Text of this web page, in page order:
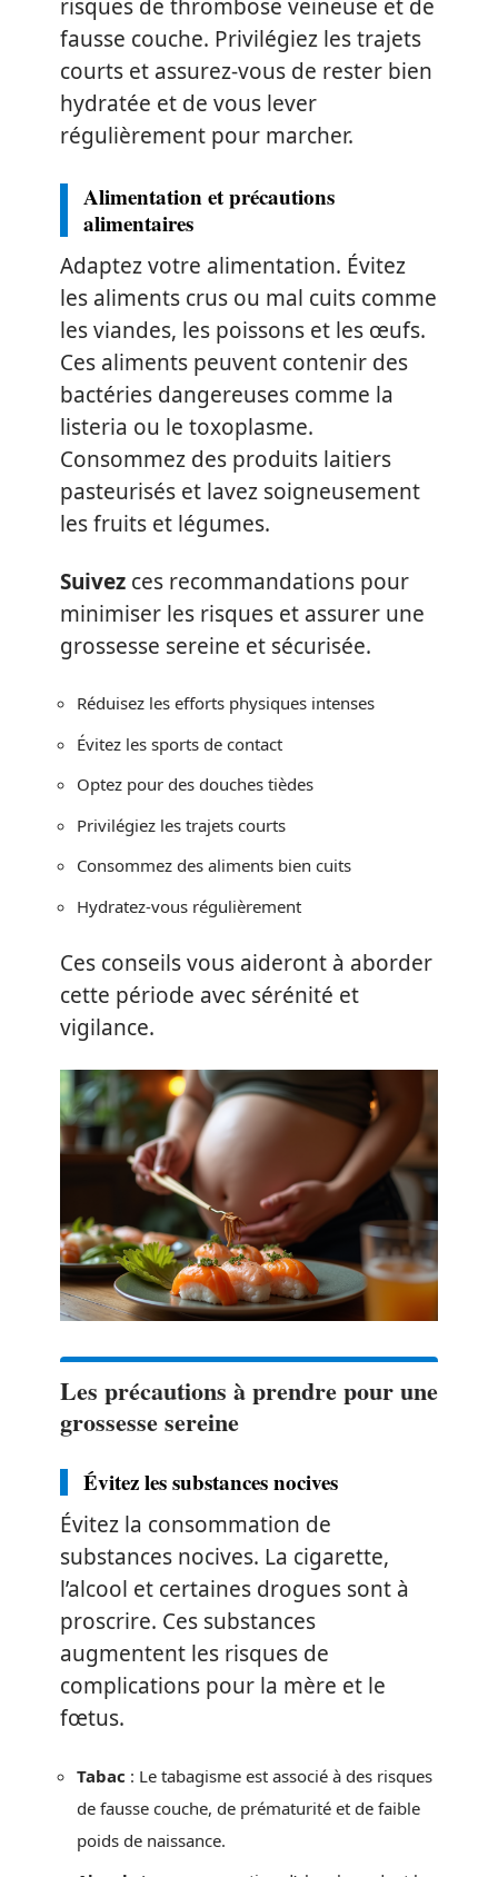
risques de thrombose veineuse et de
fausse couche. Privilégiez les trajets
courts et assurez-vous de rester bien
hydratée et de vous lever
régulièrement pour marcher.
Alimentation et précautions
alimentaires
Adaptez votre alimentation. Évitez
les aliments crus ou mal cuits comme
les viandes, les poissons et les œufs.
Ces aliments peuvent contenir des
bactéries dangereuses comme la
listeria ou le toxoplasme.
Consommez des produits laitiers
pasteurisés et lavez soigneusement
les fruits et légumes.
Suivez ces recommandations pour
minimiser les risques et assurer une
grossesse sereine et sécurisée.
Réduisez les efforts physiques intenses
Évitez les sports de contact
Optez pour des douches tièdes
Privilégiez les trajets courts
Consommez des aliments bien cuits
Hydratez-vous régulièrement
Ces conseils vous aideront à aborder
cette période avec sérénité et
vigilance.
Les précautions à prendre pour une
grossesse sereine
Évitez les substances nocives
Évitez la consommation de
substances nocives. La cigarette,
l’alcool et certaines drogues sont à
proscrire. Ces substances
augmentent les risques de
complications pour la mère et le
fœtus.
Tabac : Le tabagisme est associé à des risques
de fausse couche, de prématurité et de faible
poids de naissance.